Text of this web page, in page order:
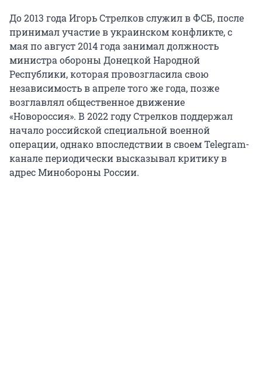
До 2013 года Игорь Стрелков служил в ФСБ, после
принимал участие в украинском конфликте, с
мая по август 2014 года занимал должность
министра обороны Донецкой Народной
Республики, которая провозгласила свою
независимость в апреле того же года, позже
возглавлял общественное движение
«Новороссия». В 2022 году Стрелков поддержал
начало российской специальной военной
операции, однако впоследствии в своем Telegram-
канале периодически высказывал критику в
адрес Минобороны России.